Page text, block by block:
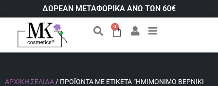
ΔΩΡΕΑΝ ΜΕΤΑΦΟΡΙΚΑ ΑΝΩ ΤΩΝ 60€
0
ΑΡΧΙΚΉ ΣΕΛΊΔΑ / ΠΡΟΪΌΝΤΑ ΜΕ ΕΤΙΚΈΤΑ “ΗΜΙΜΌΝΙΜΟ ΒΕΡΝΊΚΙ